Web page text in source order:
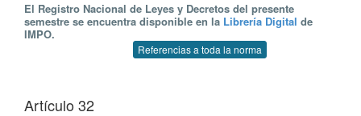
El Registro Nacional de Leyes y Decretos del presente
semestre se encuentra disponible en la Librería Digital de
IMPO.
Referencias a toda la norma
Artículo 32